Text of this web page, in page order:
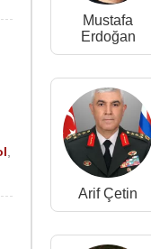
,
Mustafa
Erdoğan
Arif Çetin